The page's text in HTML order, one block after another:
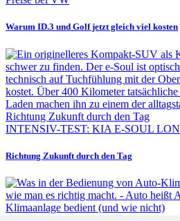
Warum ID.3 und Golf jetzt gleich viel kosten
INTENSIV-TEST: KIA E-SOUL
Richtung Zukunft durch den Tag